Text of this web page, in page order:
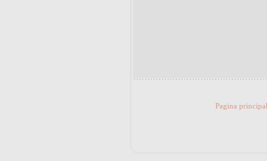
Pagina principal